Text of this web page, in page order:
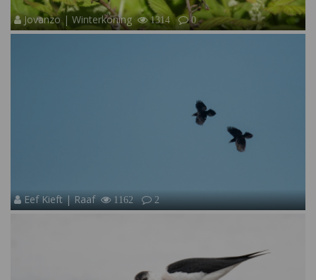
Jovanzo | Winterkoning 1314 0
Eef Kieft | Raaf 1162 2